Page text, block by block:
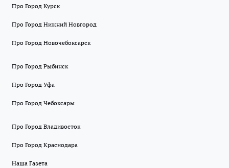
Про Город Курск
Про Город Нижний Новгород
Про Город Новочебоксарск
Про Город Рыбинск
Про Город Уфа
Про Город Чебоксары
Про Город Владивосток
Про Город Краснодара
Наша Газета